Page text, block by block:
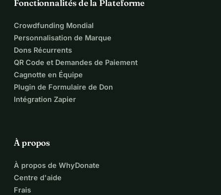
Fonctionnalités de la Plateforme
Crowdfunding Mondial
Personnalisation de Marque
Dons Récurrents
QR Code et Demandes de Paiement
Cagnotte en Équipe
Plugin de Formulaire de Don
Intégration Zapier
À propos
À propos de WhyDonate
Centre d'aide
Frais